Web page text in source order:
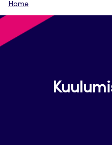
Home